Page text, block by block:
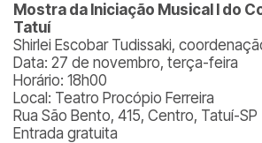
Mostra da Iniciação Musical I do
Tatuí
Shirlei Escobar Tudissaki,
Data: 27 de novembro, terça-feira
Horário: 18h00
Local: Teatro Procópio Ferreira
Rua São Bento, 415, Centro, Tatuí-SP
Entrada gratuita